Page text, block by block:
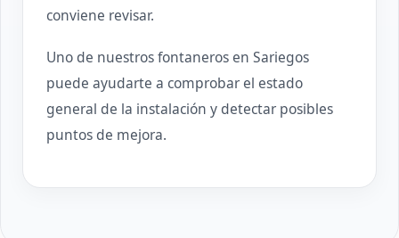
conviene revisar.
Uno de nuestros fontaneros en Sariegos
puede ayudarte a comprobar el estado
general de la instalación y detectar posibles
puntos de mejora.